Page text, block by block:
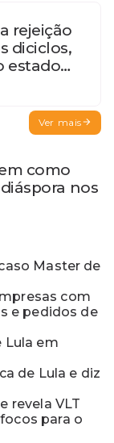
rejeição
diciclos,
estado
Ver mais
como
nos
Master de
com
e pedidos de
Lula em
de Lula e diz
revela VLT
para o